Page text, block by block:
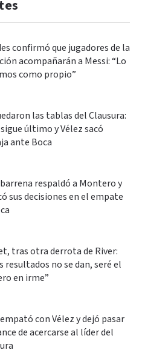
confirmó que jugadores de la
acompañarán a Messi: “Lo
como propio”
las tablas del Clausura:
último y Vélez sacó
ante Boca
respaldó a Montero y
sus decisiones en el empate
tras otra derrota de River:
resultados no se dan, seré el
en irme”
con Vélez y dejó pasar
de acercarse al líder del